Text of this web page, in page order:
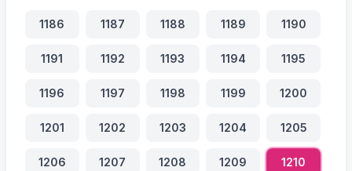
1186 1187 1188 1189 1190
1191 1192 1193 1194 1195
1196 1197 1198 1199 1200
1201 1202 1203 1204 1205
1206 1207 1208 1209 1210